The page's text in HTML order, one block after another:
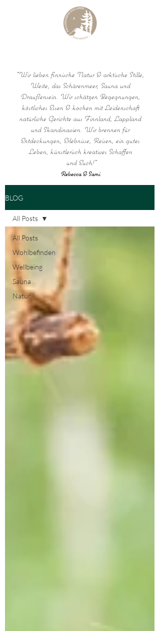
"Wir lieben finnische Natur & arktische Stille,
Weite, das Schärenmeer, Sauna und
Draußensein. Wir schätzen Begegnungen,
köstliches Essen & kochen mit Leidenschaft
natürliche Gerichte aus Finnland, Lappland
und Skandinavien. Wir brennen für
Entdeckungen, Erlebnisse, Reisen, ein gutes
Leben, künstlerisch kreatives Schaffen
und Euch!"
Rebecca & Sami
BLOG
All Posts
Wohlbefinden
Wellbeing
Sauna
Natur
All Posts